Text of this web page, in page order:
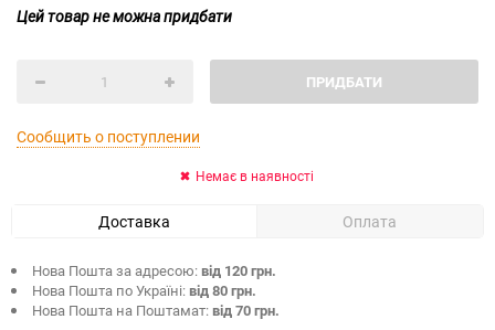
Цей товар не можна придбати
ПРИДБАТИ
Сообщить о поступлении
Немає в наявності
Доставка Оплата
Нова Пошта за адресою:від 120 грн.
Нова Пошта по Україні:від 80 грн.
Нова Пошта на Поштамат:від 70 грн.